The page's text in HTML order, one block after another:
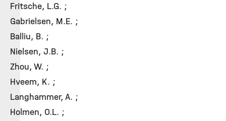
Fritsche, L.G. ;
Gabrielsen, M.E. ;
Balliu, B. ;
Nielsen, J.B. ;
Zhou, W. ;
Hveem, K. ;
Langhammer, A. ;
Holmen, O.L. ;